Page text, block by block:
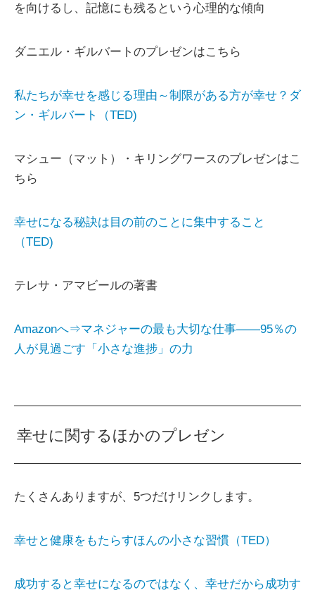
を向けるし、記憶にも残るという心理的な傾向
ダニエル・ギルバートのプレゼンはこちら
私たちが幸せを感じる理由～制限がある方が幸せ？ダ
ン・ギルバート（TED)
マシュー（マット）・キリングワースのプレゼンはこ
ちら
幸せになる秘訣は目の前のことに集中すること
（TED)
テレサ・アマビールの著書
Amazonへ⇒マネジャーの最も大切な仕事――95％の
人が見過ごす「小さな進捗」の力
幸せに関するほかのプレゼン
たくさんありますが、5つだけリンクします。
幸せと健康をもたらすほんの小さな習慣（TED）
成功すると幸せになるのではなく、幸せだから成功す